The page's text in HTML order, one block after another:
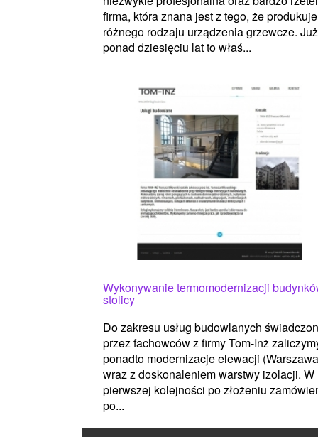
firma, która znana jest z tego, że produkuje
różnego rodzaju urządzenia grzewcze.
ponad dziesięciu lat to właś...
Wykonywanie termomodernizacji
stolicy
Do zakresu usług budowlanych
przez fachowców z firmy Tom-Inż
ponadto modernizacje elewacji
wraz z doskonaleniem warstwy izolacji. W
pierwszej kolejności po złożeniu
po...